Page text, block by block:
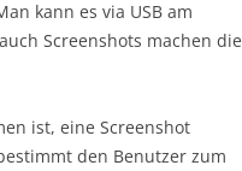
kann es via USB am
Screenshots machen die
ist, eine Screenshot
den Benutzer zum